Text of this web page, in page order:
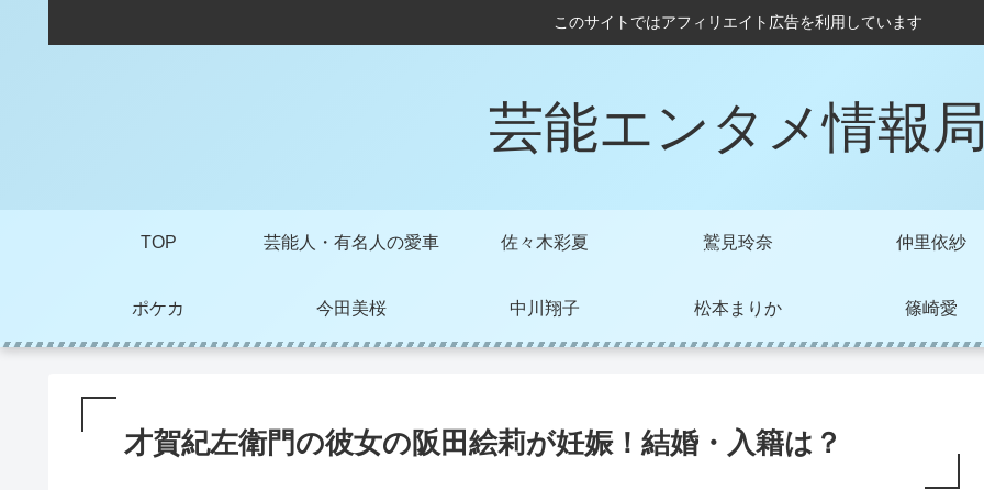
このサイトではアフィリエイト広告を利用しています
芸能エンタメ情報局
TOP 芸能人・有名人の愛車 佐々木彩夏 鷲見玲奈 仲里依紗
ポケカ 今田美桜 中川翔子 松本まりか 篠崎愛
才賀紀左衛門の彼女の阪田絵莉が妊娠！結婚・入籍は？